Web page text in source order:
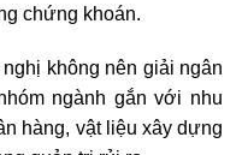
chứng khoán.
không nên giải ngân
ngành gắn với nhu
hàng, vật liệu xây dựng